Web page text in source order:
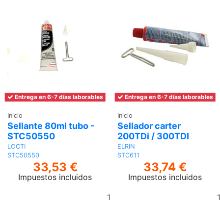
Entrega en 6-7 días laborables
Inicio
Sellante 80ml tubo -
STC50550
LOCTI
STC50550
33,53 €
Impuestos incluidos
Entrega en 6-7 días laborables
Inicio
Sellador carter
200TDi / 300TDI
ELRIN
STC611
33,74 €
Impuestos incluidos